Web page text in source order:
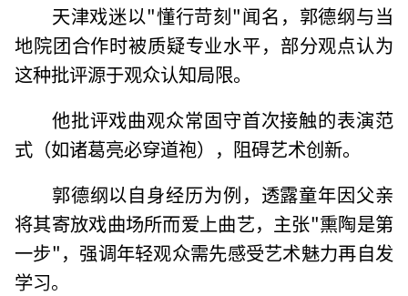
天津戏迷以"懂行苛刻"闻名，郭德纲与当
地院团合作时被质疑专业水平，部分观点认为
这种批评源于观众认知局限。
他批评戏曲观众常固守首次接触的表演范
式（如诸葛亮必穿道袍），阻碍艺术创新。
郭德纲以自身经历为例，透露童年因父亲
将其寄放戏曲场所而爱上曲艺，主张"熏陶是第
一步"，强调年轻观众需先感受艺术魅力再自发
学习。